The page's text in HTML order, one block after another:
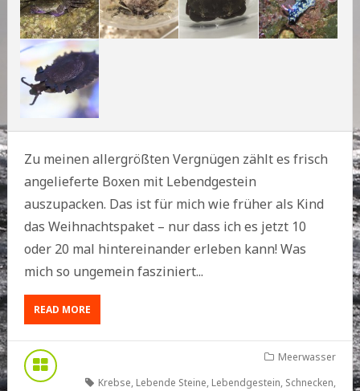
Zu meinen allergrößten Vergnügen zählt es frisch
angelieferte Boxen mit Lebendgestein
auszupacken. Das ist für mich wie früher als Kind
das Weihnachtspaket – nur dass ich es jetzt 10
oder 20 mal hintereinander erleben kann! Was
mich so ungemein fasziniert...
READ MORE
Meerwasser
Krebse, Lebende Steine, Lebendgestein, Schnecken,